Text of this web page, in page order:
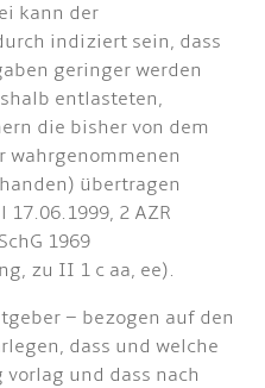
kann der
indiziert sein, dass
geringer werden
entlasteten,
die bisher von dem
übertragen
2 AZR
1969
zu II 1 c aa, ee).
– bezogen auf den
dass und welche
und dass nach